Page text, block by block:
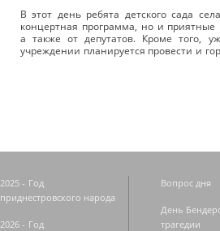
В этот день ребята детского сада
концертная программа, но и приятные
а также от депутатов. Кроме того,
учреждении планируется провести и
2025 - Год
приднестровского народа
2026 - Год
Вопрос дня
День
трагедии